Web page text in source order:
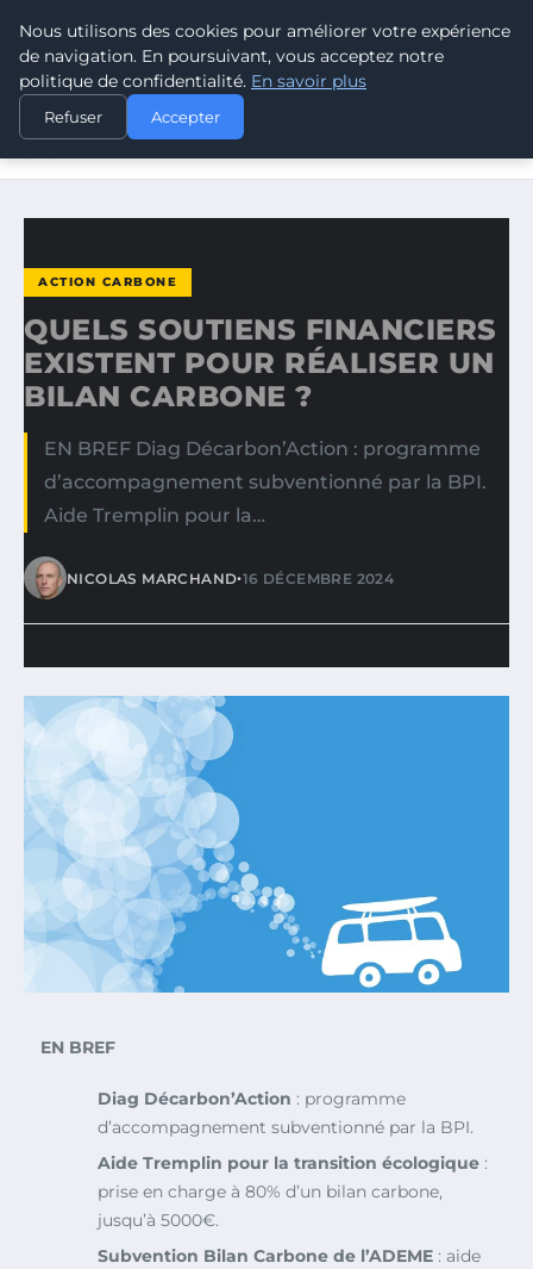
CLIMATE RESPONSE BLOG
ACCUEIL
ACTION CARBONE
QUELS SOUTIENS FINANCIERS EXISTENT POUR RÉALISER
ACTION CARBONE
QUELS SOUTIENS FINANCIERS
EXISTENT POUR RÉALISER UN
BILAN CARBONE ?
EN BREF Diag Décarbon’Action : programme
d’accompagnement subventionné par la BPI.
Aide Tremplin pour la…
NICOLAS MARCHAND•16 DÉCEMBRE 2024
EN BREF
Diag Décarbon’Action : programme
d’accompagnement subventionné par la BPI.
Aide Tremplin pour la transition écologique :
prise en charge à 80% d’un bilan carbone,
jusqu’à 5000€.
Subvention Bilan Carbone de l’ADEME : aide
Nous utilisons des cookies pour améliorer votre expérience
de navigation. En poursuivant, vous acceptez notre
politique de confidentialité. En savoir plus
Refuser Accepter